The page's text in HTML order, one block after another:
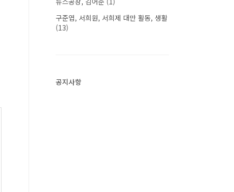
구준엽, 서희원, 서희제 대만 활동, 생활
(13)
공지사항